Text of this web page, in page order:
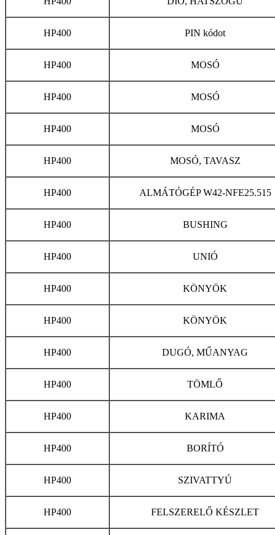
HP400 PIN kódot
HP400 MOSÓ
HP400 MOSÓ
HP400 MOSÓ
HP400 MOSÓ, TAVASZ
HP400 ALMÁTÓGÉP W42-NFE25.515
HP400 BUSHING
HP400 UNIÓ
HP400 KÖNYÖK
HP400 KÖNYÖK
HP400 DUGÓ, MŰANYAG
HP400 TÖMLŐ
HP400 KARIMA
HP400 BORÍTÓ
HP400 SZIVATTYÚ
HP400 FELSZERELŐ KÉSZLET